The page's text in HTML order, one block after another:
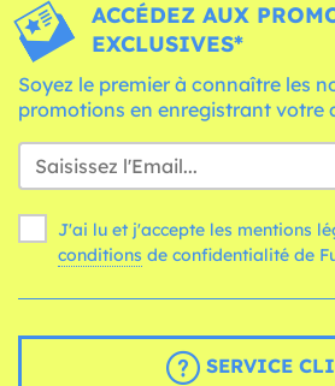
ACCÉDEZ AUX
EXCLUSIVES*
Soyez le premier à connaître les
promotions en enregistrant votre
J'ai lu et j'accepte les mentions
conditions de confidentialité de
SERVICE